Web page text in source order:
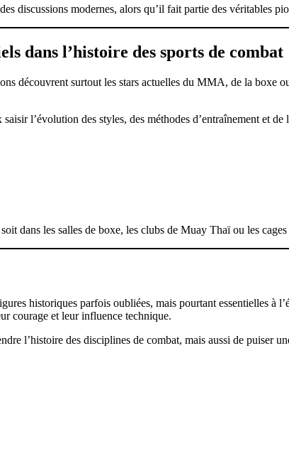
discussions modernes, alors qu’il fait partie des véritables
dans l’histoire des sports de combat
découvrent surtout les stars actuelles du MMA, de la boxe
l’évolution des styles, des méthodes d’entraînement et
dans les salles de boxe, les clubs de Muay Thaï ou les
historiques parfois oubliées, mais pourtant essentielles
courage et leur influence technique.
l’histoire des disciplines de combat, mais aussi de puiser